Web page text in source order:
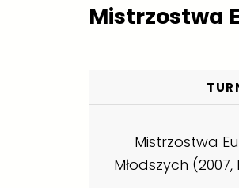
Mistrzostwa
Mistrzostwa
Młodszych